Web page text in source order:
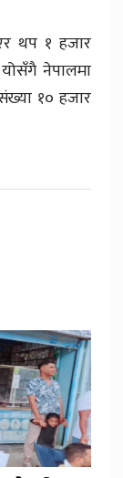
थप १ हजार
नेपालमा
१० हजार